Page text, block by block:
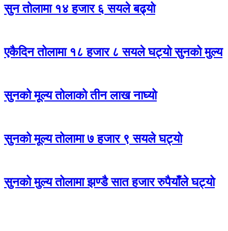
सुन तोलामा १४ हजार ६ सयले बढ्यो
एकैदिन तोलामा १८ हजार ८ सयले घट्यो सुनको मुल्य
सुनको मूल्य तोलाको तीन लाख नाघ्यो
सुनको मूल्य तोलामा ७ हजार ९ सयले घट्यो
सुनको मुल्य तोलामा झण्डै सात हजार रुपैयाँले घट्यो